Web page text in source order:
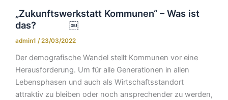
„Zukunftswerkstatt Kommunen“ – Was ist
das? ￼
admin1 /23/03/2022
Der demografische Wandel stellt Kommunen vor eine
Herausforderung. Um für alle Generationen in allen
Lebensphasen und auch als Wirtschaftsstandort
attraktiv zu bleiben oder noch ansprechender zu werden,